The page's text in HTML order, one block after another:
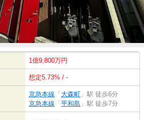
1億9,800万円
想定5.73% / -
京急本線 「 大森町 」駅 徒歩6分
京急本線 「 平和島 」駅 徒歩7分